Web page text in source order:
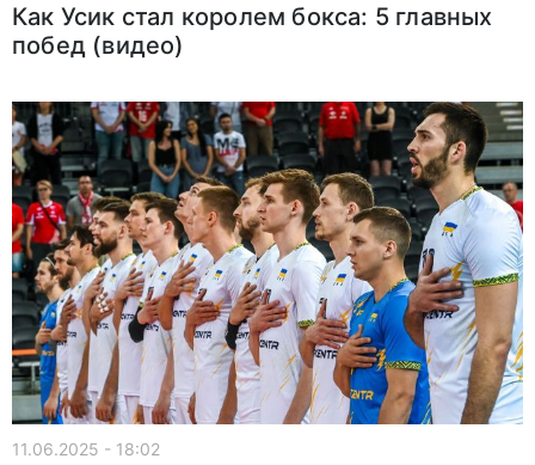
Как Усик стал королем бокса: 5 главных
побед (видео)
11.06.2025 - 18:02